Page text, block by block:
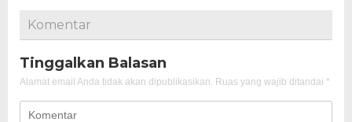
Komentar
Tinggalkan Balasan
Alamat email Anda tidak akan dipublikasikan. Ruas yang wajib ditandai *